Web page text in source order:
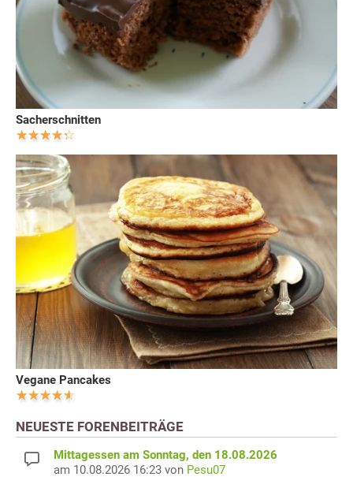
Sacherschnitten
Vegane Pancakes
NEUESTE FORENBEITRÄGE
Mittagessen am Sonntag, den 18.08.2026
am 10.08.2026 16:23 von Pesu07